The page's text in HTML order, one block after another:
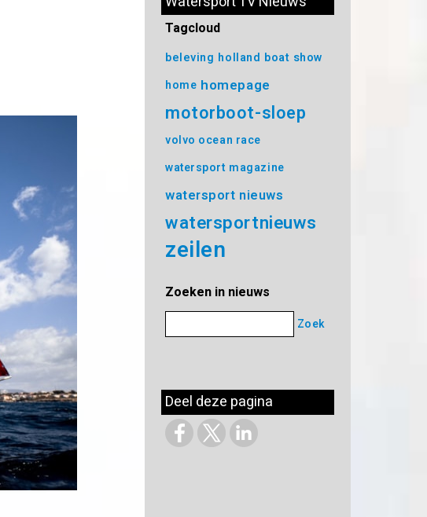
Tagcloud
beleving holland boat show
home homepage
motorboot-sloep
volvo ocean race
watersport magazine
watersport nieuws
watersportnieuws
zeilen
Zoeken in nieuws
Zoek
Deel deze pagina